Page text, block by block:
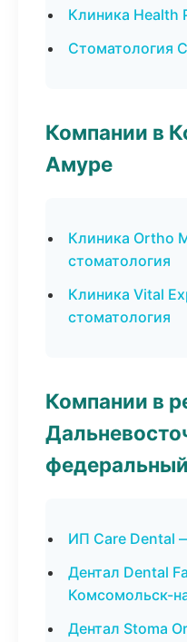
Клиника Health
Стоматология
Компании в
Амуре
Клиника Ortho
стоматология
Клиника Vital
стоматология
Компании в
ИП Care Dental
Дентал Dental
Комсомольск-
Дентал Stoma